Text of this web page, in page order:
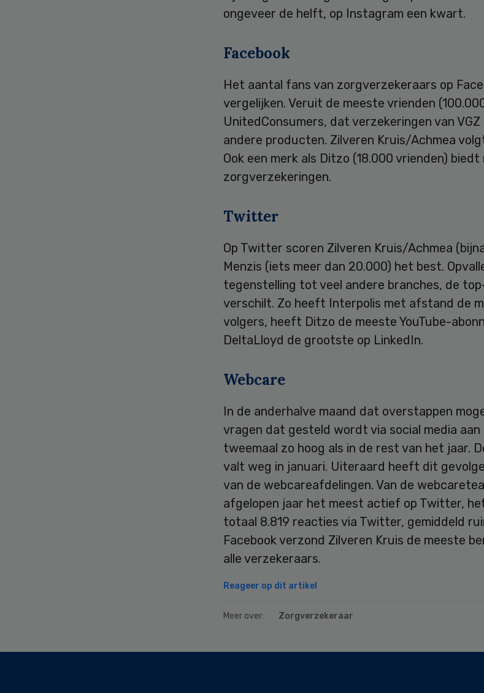
ongeveer de helft, op Instagram een kwart.
Facebook
Het aantal fans van zorgverzekeraars op
vergelijken. Veruit de meeste vrienden
UnitedConsumers, dat verzekeringen van
andere producten. Zilveren Kruis/Achmea
Ook een merk als Ditzo (18.000 vrienden) biedt
zorgverzekeringen.
Twitter
Op Twitter scoren Zilveren Kruis/Achmea
Menzis (iets meer dan 20.000) het best.
tegenstelling tot veel andere branches, de
verschilt. Zo heeft Interpolis met afstand de
volgers, heeft Ditzo de meeste YouTube-
DeltaLloyd de grootste op LinkedIn.
Webcare
In de anderhalve maand dat overstappen
vragen dat gesteld wordt via social media
tweemaal zo hoog als in de rest van het jaar.
valt weg in januari. Uiteraard heeft dit
van de webcareafdelingen. Van de
afgelopen jaar het meest actief op Twitter,
totaal 8.819 reacties via Twitter, gemiddeld
Facebook verzond Zilveren Kruis de meeste
alle verzekeraars.
Reageer op dit artikel
Meer over: Zorgverzekeraar
Secondary